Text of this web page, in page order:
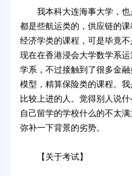
我本科大连海事大学，也
都是些航运类的，供应链的
经济学类的课程，可是毕竟不
现在在香港浸会大学数学系
学系，不过接触到了很多金
模型，精算保险类的课程。
比较上进的人。觉得别人说
自己留学的学校什么的不太
弥补一下背景的劣势。
【关于考试】